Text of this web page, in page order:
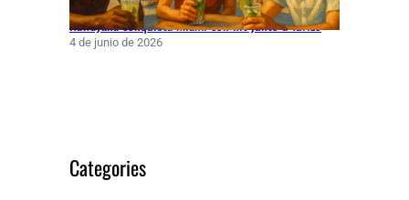
Rawayana conquista Miami con hit junto a Turizo
4 de junio de 2026
Categories